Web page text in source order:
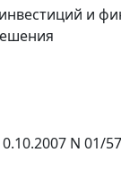
и
N 01/